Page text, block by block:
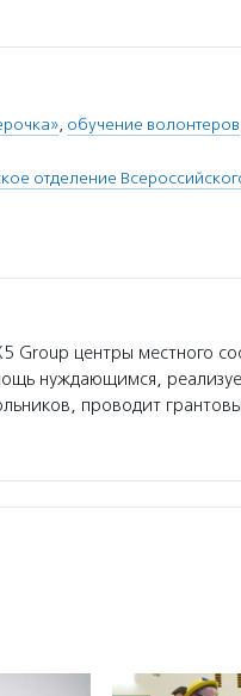
, обучение волонтеров
отделение
Group центры местного
нуждающимся,
проводит